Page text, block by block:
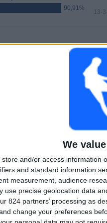
We
store and/or access information
and standard information
measurement, audience
use precise geolocation data
824 partners’ processing as
change your preferences
90,91%
13-
WEDSTRIJDEN
60
Aaneengeschakelde
betaalde
4
Ranglijst op competities
MLS
CONCACAF Champions League
6